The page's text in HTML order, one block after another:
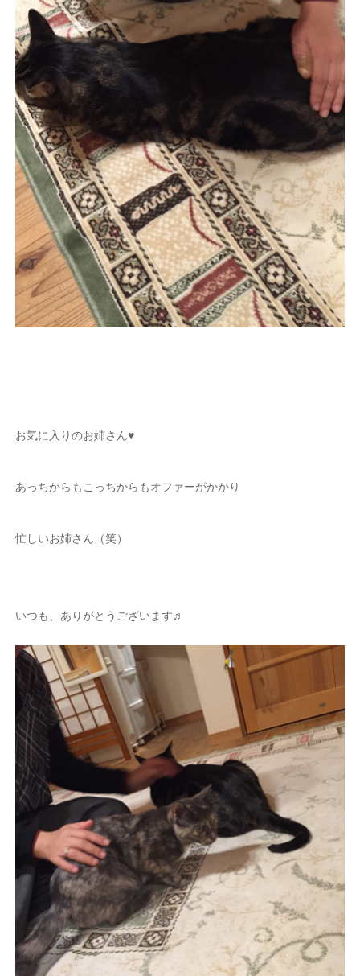
お気に入りのお姉さん♥
あっちからもこっちからもオファーがかかり
忙しいお姉さん（笑）
いつも、ありがとうございます♬